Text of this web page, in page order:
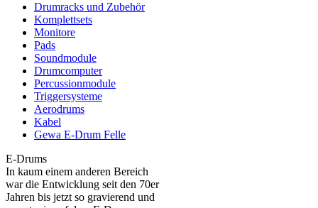
Drumracks und Zubehör
Komplettsets
Monitore
Pads
Soundmodule
Drumcomputer
Percussionmodule
Triggersysteme
Aerodrums
Kabel
Gewa E-Drum Felle
E-Drums
In kaum einem anderen Bereich
war die Entwicklung seit den 70er
Jahren bis jetzt so gravierend und